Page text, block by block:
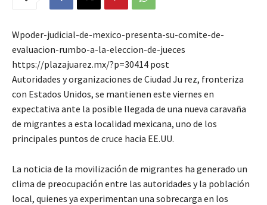
Wpoder-judicial-de-mexico-presenta-su-comite-de-
evaluacion-rumbo-a-la-eleccion-de-jueces
https://plazajuarez.mx/?p=30414 post
Autoridades y organizaciones de Ciudad Ju rez, fronteriza
con Estados Unidos, se mantienen este viernes en
expectativa ante la posible llegada de una nueva caravaña
de migrantes a esta localidad mexicana, uno de los
principales puntos de cruce hacia EE.UU.
La noticia de la movilización de migrantes ha generado un
clima de preocupación entre las autoridades y la población
local, quienes ya experimentan una sobrecarga en los